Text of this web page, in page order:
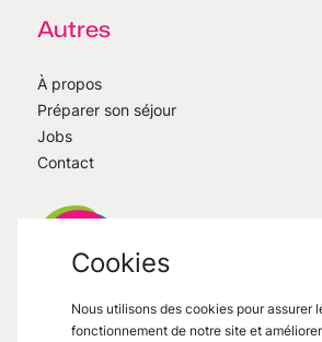
Autres
À propos
Préparer son séjour
Jobs
Contact
VisitMons2026- All right reserved
Cookies
Nous utilisons des cookies pour assurer
fonctionnement de notre site et